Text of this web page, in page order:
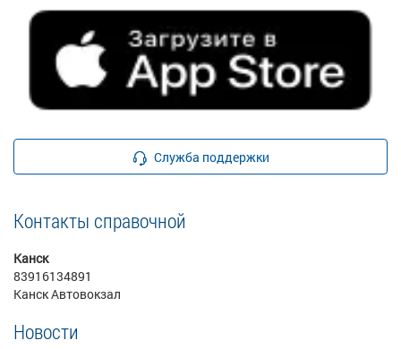
Служба поддержки
Контакты справочной
Канск
83916134891
Канск Автовокзал
Новости